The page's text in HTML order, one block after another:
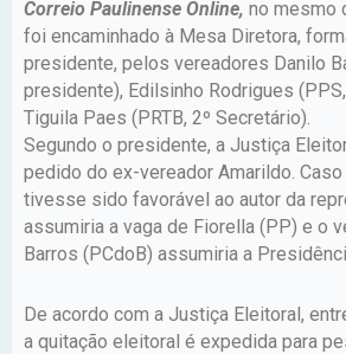
Correio Paulinense Online, no mesmo
foi encaminhado à Mesa Diretora,
presidente, pelos vereadores Danilo
presidente), Edilsinho Rodrigues
Tiguila Paes (PRTB, 2º Secretário).
Segundo o presidente, a Justiça
pedido do ex-vereador Amarildo.
tivesse sido favorável ao autor da
assumiria a vaga de Fiorella (PP) e o
Barros (PCdoB) assumiria a
De acordo com a Justiça Eleitoral,
a quitação eleitoral é expedida para